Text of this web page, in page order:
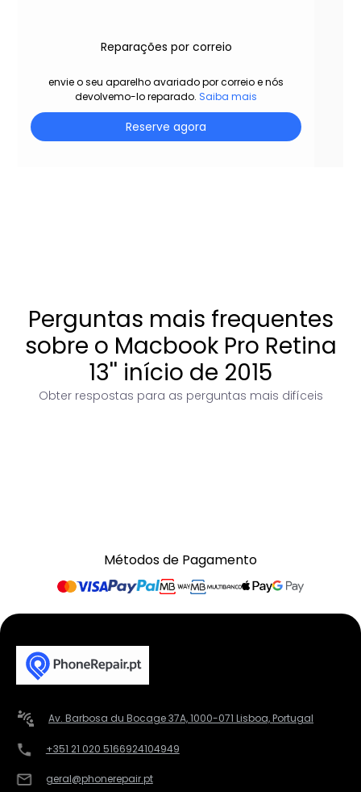
Reparações por correio
envie o seu aparelho avariado por correio e nós
devolvemo-lo reparado. Saiba mais
Reserve agora
Perguntas mais frequentes
sobre o Macbook Pro Retina
13'' início de 2015
Obter respostas para as perguntas mais difíceis
Métodos de Pagamento
Av. Barbosa du Bocage 37A, 1000-071 Lisboa, Portugal
+351 21 020 5166924104949
geral@phonerepair.pt